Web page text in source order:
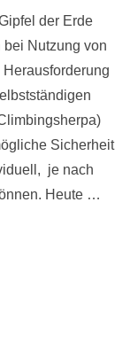
der Erde
bei Nutzung von
Sicherheit
je nach
Heute …
MOUNT EVEREST –